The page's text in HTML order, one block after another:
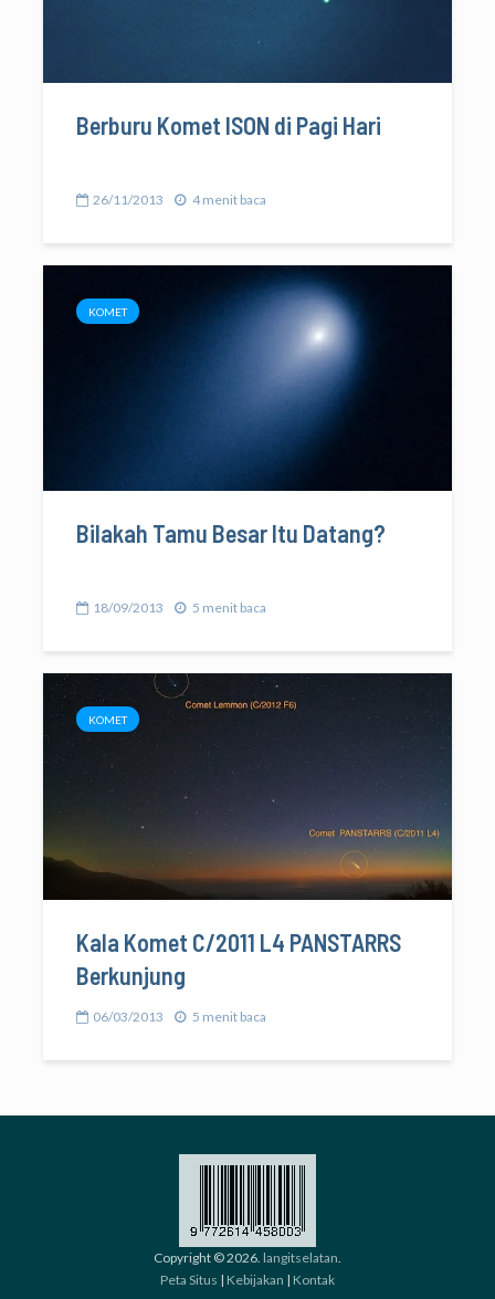
Berburu Komet ISON di Pagi Hari
26/11/2013 4 menit baca
KOMET
Bilakah Tamu Besar Itu Datang?
18/09/2013 5 menit baca
KOMET
Kala Komet C/2011 L4 PANSTARRS
Berkunjung
06/03/2013 5 menit baca
Copyright © 2026. langitselatan
Peta Situs | Kebijakan | Kontak